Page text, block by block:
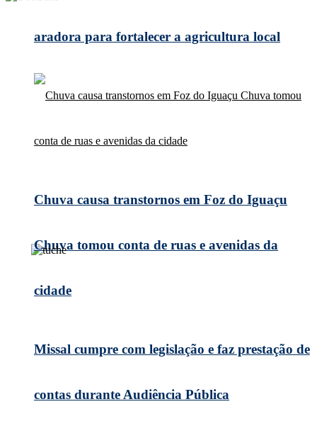
aradora para fortalecer a agricultura local
Chuva causa transtornos em Foz do Iguaçu
Chuva tomou conta de ruas e avenidas da
cidade
Missal cumpre com legislação e faz prestação de
contas durante Audiência Pública